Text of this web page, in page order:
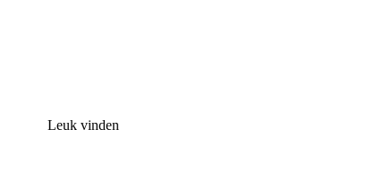
Leuk vinden